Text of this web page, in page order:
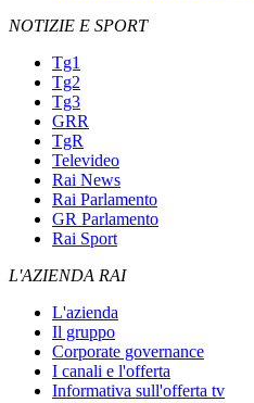
NOTIZIE E SPORT
Tg1
Tg2
Tg3
GRR
TgR
Televideo
Rai News
Rai Parlamento
GR Parlamento
Rai Sport
L'AZIENDA RAI
L'azienda
Il gruppo
Corporate governance
I canali e l'offerta
Informativa sull'offerta tv